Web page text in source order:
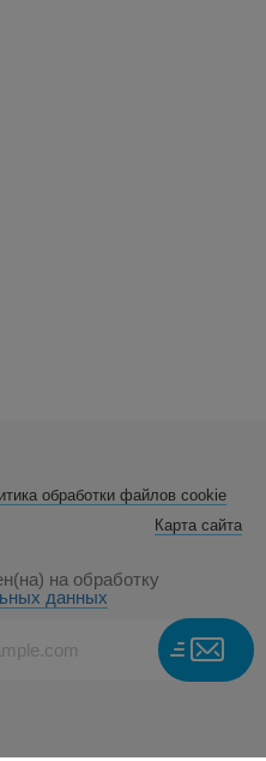
обработки файлов cookie
Карта сайта
на обработку
данных